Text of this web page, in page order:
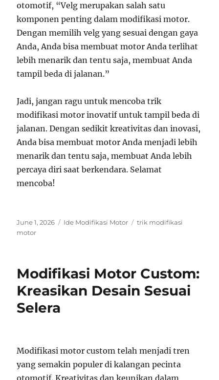
otomotif, “Velg merupakan salah satu
komponen penting dalam modifikasi motor.
Dengan memilih velg yang sesuai dengan gaya
Anda, Anda bisa membuat motor Anda terlihat
lebih menarik dan tentu saja, membuat Anda
tampil beda di jalanan.”
Jadi, jangan ragu untuk mencoba trik
modifikasi motor inovatif untuk tampil beda di
jalanan. Dengan sedikit kreativitas dan inovasi,
Anda bisa membuat motor Anda menjadi lebih
menarik dan tentu saja, membuat Anda lebih
percaya diri saat berkendara. Selamat
mencoba!
Posted
on
June 1, 2026 Categories
Ide Modifikasi Motor Tags
trik modifikasi
motor
Modifikasi Motor Custom:
Kreasikan Desain Sesuai
Selera
Modifikasi motor custom telah menjadi tren
yang semakin populer di kalangan pecinta
otomotif. Kreativitas dan keunikan dalam